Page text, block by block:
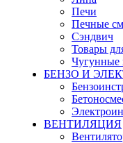
Печи
Печные
Сэндвич
Товары
Чугунные
БЕНЗО И
ВЕНТИЛЯЦИЯ